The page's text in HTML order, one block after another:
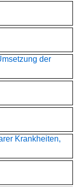
der
Krankheiten,